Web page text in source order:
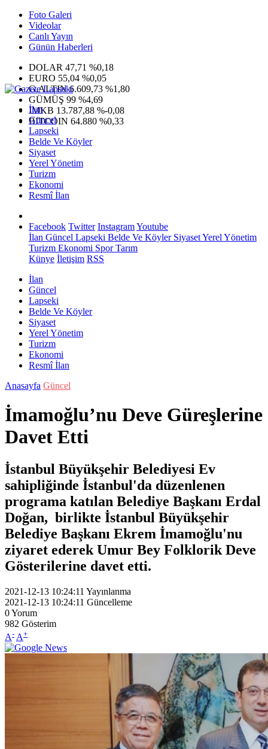
Foto Galeri
Videolar
Canlı Yayın
Günün Haberleri
DOLAR 47,71 %0,18
EURO 55,04 %0,05
G.ALTIN6.609,73 %1,80
GÜMÜŞ 99 %4,69
IMKB 13.787,88 %-0,08
BITCOIN 64.880 %0,33
İlan
Güncel
Lapseki
Belde Ve Köyler
Siyaset
Yerel Yönetim
Turizm
Ekonomi
Resmî İlan
Facebook Twitter InstagramYoutube
İlan Güncel Lapseki Belde Ve KöylerSiyasetYerel Yönetim
Turizm Ekonomi SporTarım
Künye İletişim RSS
İlan
Güncel
Lapseki
Belde Ve Köyler
Siyaset
Yerel Yönetim
Turizm
Ekonomi
Resmî İlan
Anasayfa Güncel
İmamoğlu’nu Deve Güreşlerine
Davet Etti
İstanbul Büyükşehir Belediyesi Ev
sahipliğinde İstanbul'da düzenlenen
programa katılan Belediye Başkanı Erdal
Doğan, birlikte İstanbul Büyükşehir
Belediye Başkanı Ekrem İmamoğlu'nu
ziyaret ederek Umur Bey Folklorik Deve
Gösterilerine davet etti.
2021-12-13 10:24:11 Yayınlanma
2021-12-13 10:24:11 Güncelleme
0Yorum
982 Gösterim
A- A+